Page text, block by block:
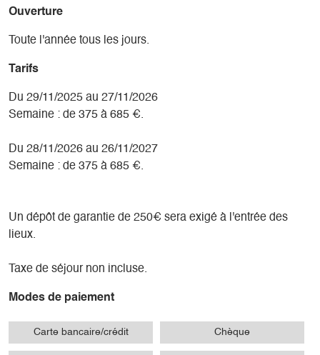
Ouverture
Toute l'année tous les jours.
Tarifs
Du 29/11/2025 au 27/11/2026
Semaine : de 375 à 685 €.
Du 28/11/2026 au 26/11/2027
Semaine : de 375 à 685 €.
Un dépôt de garantie de 250€ sera exigé à l'entrée des
lieux.
Taxe de séjour non incluse.
Modes de paiement
Carte bancaire/crédit Chèque